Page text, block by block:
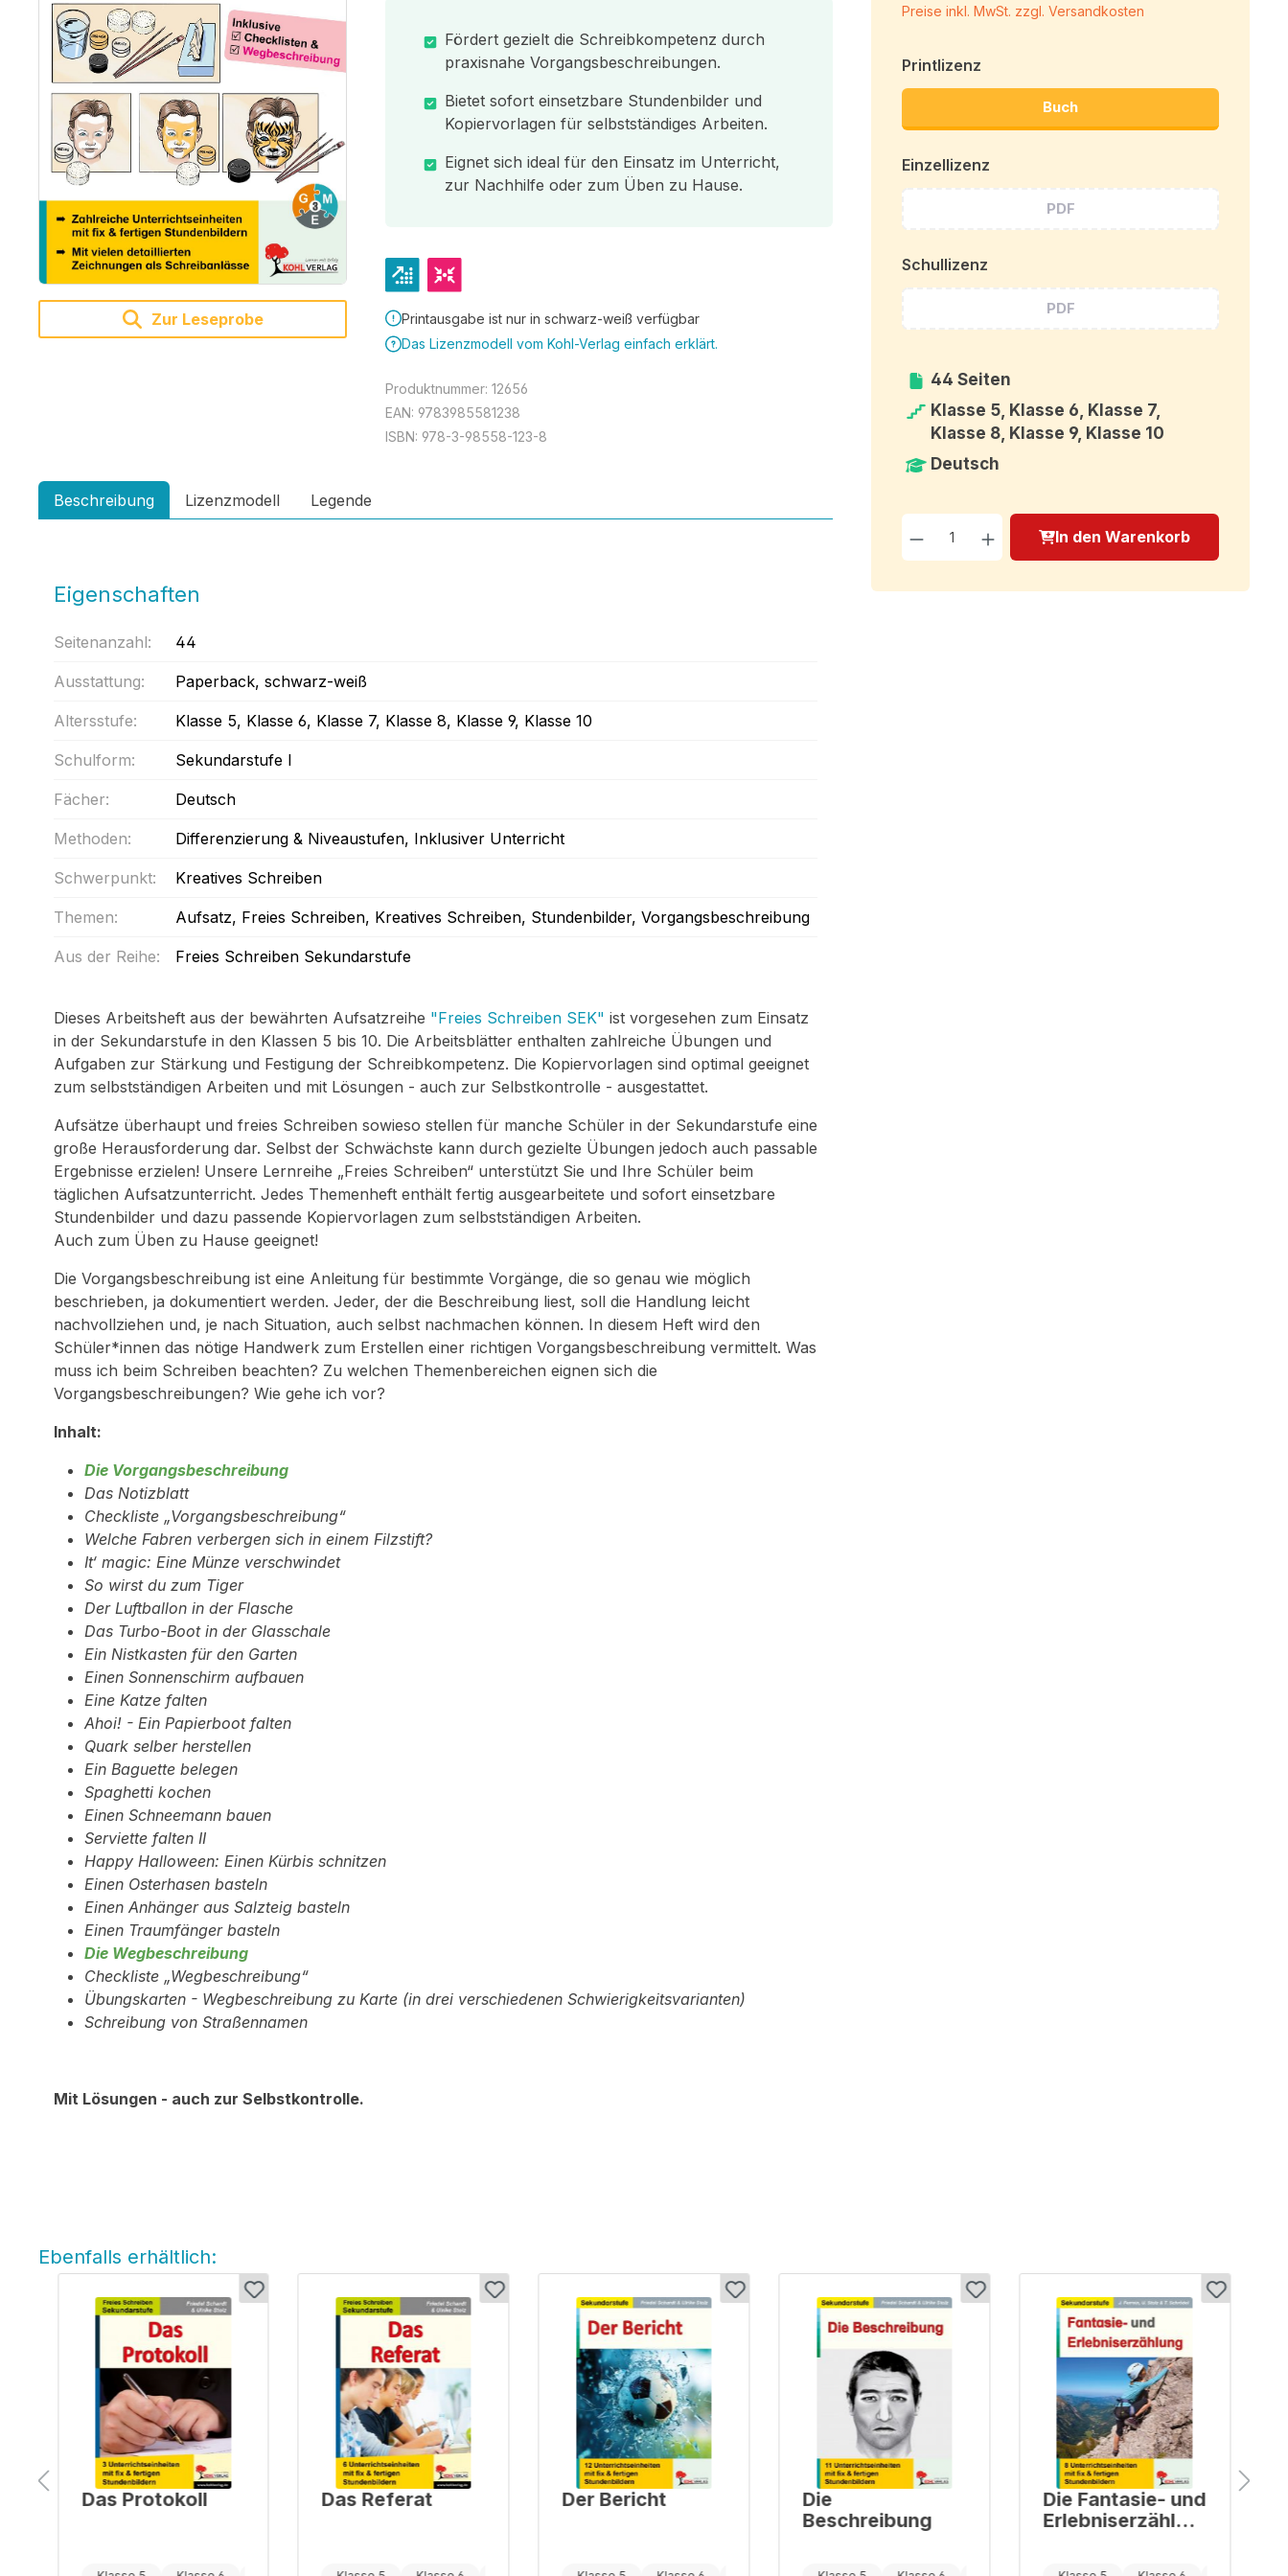
Zur Leseprobe
Fördert gezielt die Schreibkompetenz durch
praxisnahe Vorgangsbeschreibungen.
Bietet sofort einsetzbare Stundenbilder und
Kopiervorlagen für selbstständiges Arbeiten.
Eignet sich ideal für den Einsatz im Unterricht,
zur Nachhilfe oder zum Üben zu Hause.
Printausgabe ist nur in schwarz-weiß verfügbar
Das Lizenzmodell vom Kohl-Verlag einfach erklärt.
Produktnummer:12656
EAN: 9783985581238
ISBN: 978-3-98558-123-8
Beschreibung Lizenzmodell Legende
Eigenschaften
Seitenanzahl: 44
Ausstattung: Paperback, schwarz-weiß
Altersstufe: Klasse 5, Klasse 6, Klasse 7, Klasse 8, Klasse 9, Klasse 10
Schulform: Sekundarstufe I
Fächer: Deutsch
Methoden: Differenzierung & Niveaustufen, Inklusiver Unterricht
Schwerpunkt: Kreatives Schreiben
Themen: Aufsatz, Freies Schreiben, Kreatives Schreiben, Stundenbilder, Vorgangsbeschreibung
Aus der Reihe: Freies Schreiben Sekundarstufe
Dieses Arbeitsheft aus der bewährten Aufsatzreihe "Freies Schreiben SEK" ist vorgesehen zum Einsatz
in der Sekundarstufe in den Klassen 5 bis 10. Die Arbeitsblätter enthalten zahlreiche Übungen und
Aufgaben zur Stärkung und Festigung der Schreibkompetenz. Die Kopiervorlagen sind optimal geeignet
zum selbstständigen Arbeiten und mit Lösungen - auch zur Selbstkontrolle - ausgestattet.
Aufsätze überhaupt und freies Schreiben sowieso stellen für manche Schüler in der Sekundarstufe eine
große Herausforderung dar. Selbst der Schwächste kann durch gezielte Übungen jedoch auch passable
Ergebnisse erzielen! Unsere Lernreihe „Freies Schreiben“ unterstützt Sie und Ihre Schüler beim
täglichen Aufsatzunterricht. Jedes Themenheft enthält fertig ausgearbeitete und sofort einsetzbare
Stundenbilder und dazu passende Kopiervorlagen zum selbstständigen Arbeiten.
Auch zum Üben zu Hause geeignet!
Die Vorgangsbeschreibung ist eine Anleitung für bestimmte Vorgänge, die so genau wie möglich
beschrieben, ja dokumentiert werden. Jeder, der die Beschreibung liest, soll die Handlung leicht
nachvollziehen und, je nach Situation, auch selbst nachmachen können. In diesem Heft wird den
Schüler*innen das nötige Handwerk zum Erstellen einer richtigen Vorgangsbeschreibung vermittelt. Was
muss ich beim Schreiben beachten? Zu welchen Themenbereichen eignen sich die
Vorgangsbeschreibungen? Wie gehe ich vor?
Inhalt:
Die Vorgangsbeschreibung
Das Notizblatt
Checkliste „Vorgangsbeschreibung“
Welche Fabren verbergen sich in einem Filzstift?
It‘ magic: Eine Münze verschwindet
So wirst du zum Tiger
Der Luftballon in der Flasche
Das Turbo-Boot in der Glasschale
Ein Nistkasten für den Garten
Einen Sonnenschirm aufbauen
Eine Katze falten
Ahoi! - Ein Papierboot falten
Quark selber herstellen
Ein Baguette belegen
Spaghetti kochen
Einen Schneemann bauen
Serviette falten II
Happy Halloween: Einen Kürbis schnitzen
Einen Osterhasen basteln
Einen Anhänger aus Salzteig basteln
Einen Traumfänger basteln
Die Wegbeschreibung
Checkliste „Wegbeschreibung“
Übungskarten - Wegbeschreibung zu Karte (in drei verschiedenen Schwierigkeitsvarianten)
Schreibung von Straßennamen
Mit Lösungen - auch zur Selbstkontrolle.
Preise inkl. MwSt. zzgl. Versandkosten
Printlizenz
Buch
Einzellizenz
PDF
Schullizenz
PDF
44 Seiten
Klasse 5, Klasse 6, Klasse 7,
Klasse 8, Klasse 9, Klasse 10
Deutsch
Produkt Anzahl: Gib
In den Warenkorb
Ebenfalls erhältlich:
Das Protokoll Das Referat Der Bericht
Die
Beschreibung
Die Fantasie- und
Erlebniserzählun